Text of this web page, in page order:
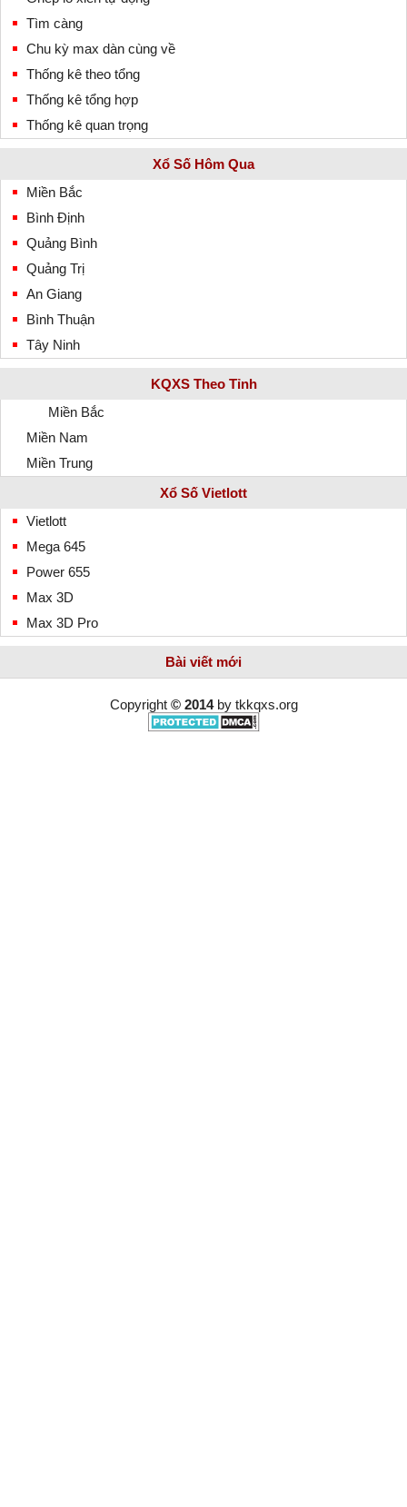
Tìm càng
Chu kỳ max dàn cùng về
Thống kê theo tổng
Thống kê tổng hợp
Thống kê quan trọng
Xổ Số Hôm Qua
Miền Bắc
Bình Định
Quảng Bình
Quảng Trị
An Giang
Bình Thuận
Tây Ninh
KQXS Theo Tỉnh
Miền Bắc
Miền Nam
Miền Trung
Xổ Số Vietlott
Vietlott
Mega 645
Power 655
Max 3D
Max 3D Pro
Bài viết mới
Copyright © 2014by tkkqxs.org